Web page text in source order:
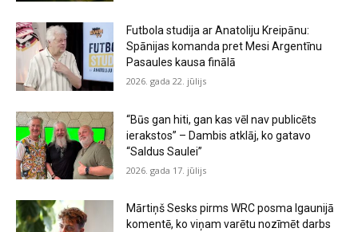
Futbola studija ar Anatoliju Kreipānu:
Spānijas komanda pret Mesi Argentīnu
Pasaules kausa finālā
2026. gada 22. jūlijs
“Būs gan hiti, gan kas vēl nav publicēts
ierakstos” – Dambis atklāj, ko gatavo
“Saldus Saulei”
2026. gada 17. jūlijs
Mārtiņš Sesks pirms WRC posma Igaunijā
komentē, ko viņam varētu nozīmēt darbs